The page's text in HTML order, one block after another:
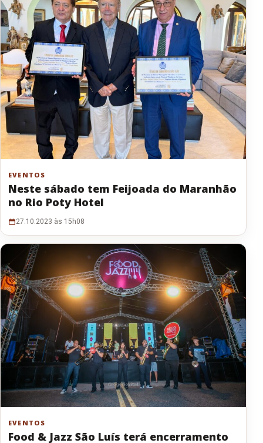
EVENTOS
Neste sábado tem Feijoada do Maranhão
no Rio Poty Hotel
27.10.2023 às 15h08
EVENTOS
Food & Jazz São Luís terá encerramento